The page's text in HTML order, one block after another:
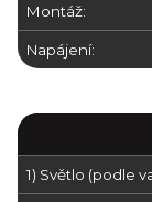
Montáž:
Napájení:
1) Světlo (podle